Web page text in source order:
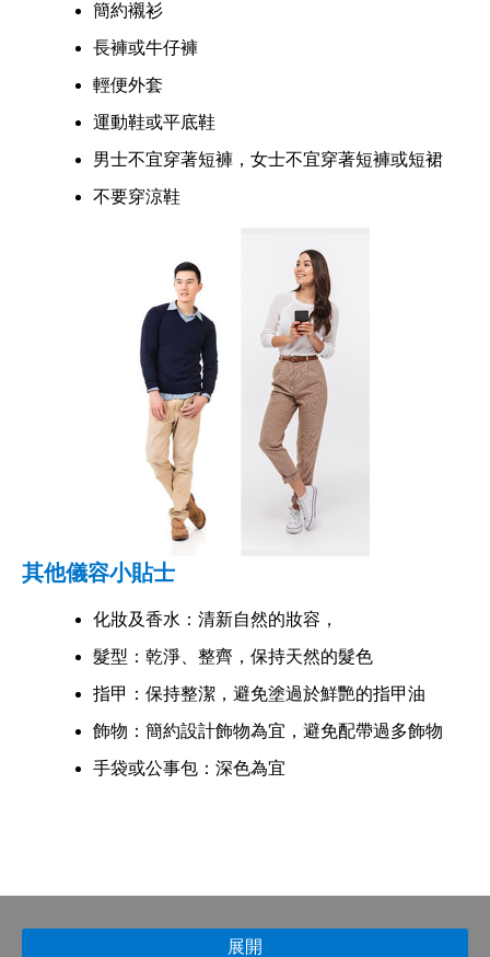
簡約襯衫
長褲或牛仔褲
輕便外套
運動鞋或平底鞋
男士不宜穿著短褲，女士不宜穿著短褲或短裙
不要穿涼鞋
其他儀容小貼士
化妝及香水：清新自然的妝容，
髮型：乾淨、整齊，保持天然的髮色
指甲：保持整潔，避免塗過於鮮艷的指甲油
飾物：簡約設計飾物為宜，避免配帶過多飾物
手袋或公事包：深色為宜
展開